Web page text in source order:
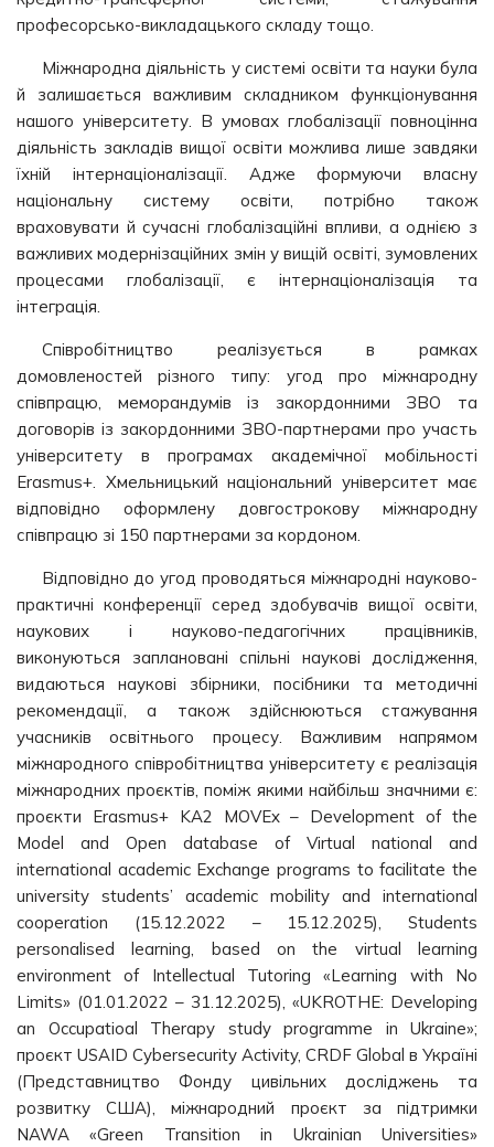
професорсько-викладацького складу тощо.
Міжнародна діяльність у системі освіти та науки була
й залишається важливим складником функціонування
нашого університету. В умовах глобалізації повноцінна
діяльність закладів вищої освіти можлива лише завдяки
їхній інтернаціоналізації. Адже формуючи власну
національну систему освіти, потрібно також
враховувати й сучасні глобалізаційні впливи, а однією з
важливих модернізаційних змін у вищій освіті, зумовлених
процесами глобалізації, є інтернаціоналізація та
інтеграція.
Співробітництво реалізується в рамках
домовленостей різного типу: угод про міжнародну
співпрацю, меморандумів із закордонними ЗВО та
договорів із закордонними ЗВО-партнерами про участь
університету в програмах академічної мобільності
Erasmus+. Хмельницький національний університет має
відповідно оформлену довгострокову міжнародну
співпрацю зі 150 партнерами за кордоном.
Відповідно до угод проводяться міжнародні науково-
практичні конференції серед здобувачів вищої освіти,
наукових і науково-педагогічних працівників,
виконуються заплановані спільні наукові дослідження,
видаються наукові збірники, посібники та методичні
рекомендації, а також здійснюються стажування
учасників освітнього процесу. Важливим напрямом
міжнародного співробітництва університету є реалізація
міжнародних проєктів, поміж якими найбільш значними є:
проєкти Erasmus+ KA2 MOVEx – Development of the
Model and Open database of Virtual national and
international academic Exchange programs to facilitate the
university students’ academic mobility and international
cooperation (15.12.2022 – 15.12.2025), Students
personalised learning, based on the virtual learning
environment of Intellectual Tutoring «Learning with No
Limits» (01.01.2022 – 31.12.2025), «UKROTHE: Developing
an Occupatioal Therapy study programme in Ukraine»;
проєкт USAID Cybersecurity Activity, CRDF Global в Україні
(Представництво Фонду цивільних досліджень та
розвитку США), міжнародний проєкт за підтримки
NAWA «Green Transition in Ukrainian Universities»